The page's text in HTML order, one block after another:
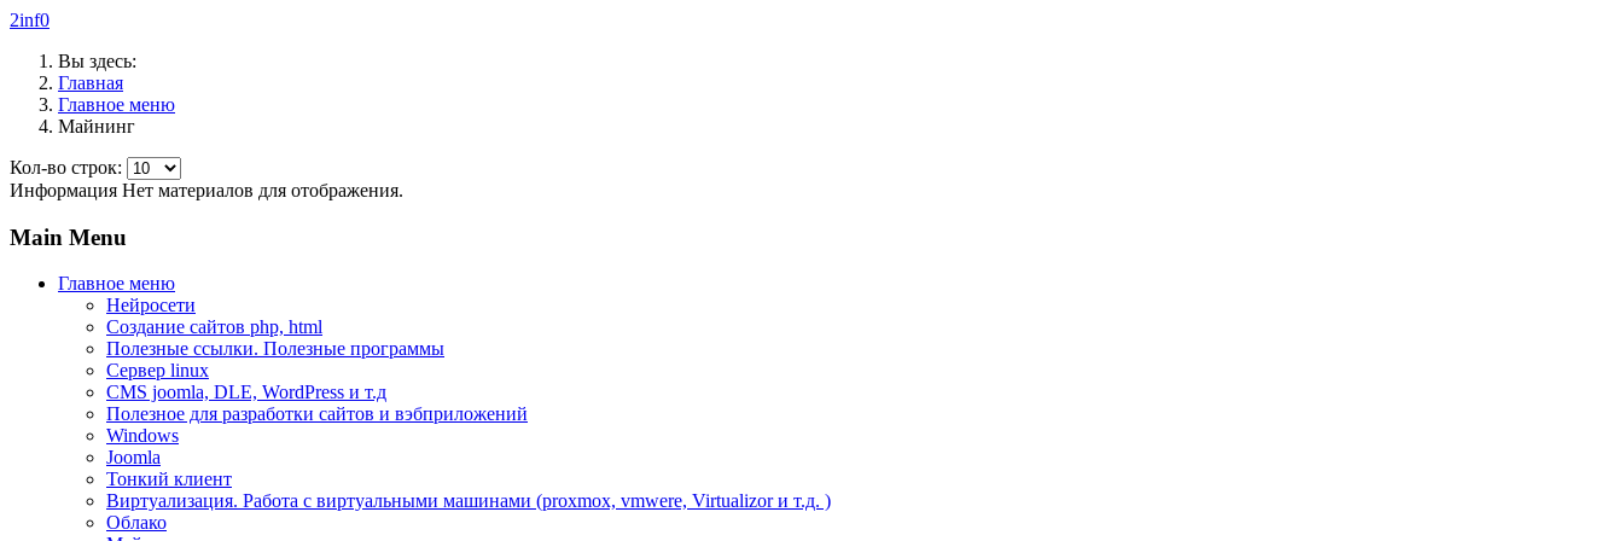
2inf0
Вы здесь:
Главная
Главное меню
Майнинг
Кол-во строк:
Информация Нет материалов для отображения.
Main Menu
Главное меню
Нейросети
Создание сайтов php, html
Полезные ссылки. Полезные программы
Сервер linux
CMS joomla, DLE, WordPress и т.д
Полезное для разработки сайтов и вэбприложений
Windows
Joomla
Тонкий клиент
Виртуализация. Работа с виртуальными машинами (proxmox, vmwere, Virtualizor и т.д. )
Облако